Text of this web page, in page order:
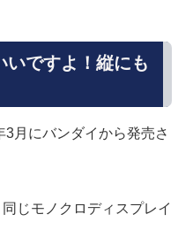
いですよ！縦にも
3月にバンダイから発売さ
じモノクロディスプレイ